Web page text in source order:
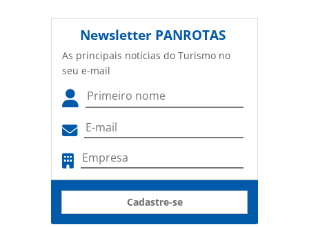
Newsletter PANROTAS
As principais notícias do Turismo no
seu e-mail
Cadastre-se